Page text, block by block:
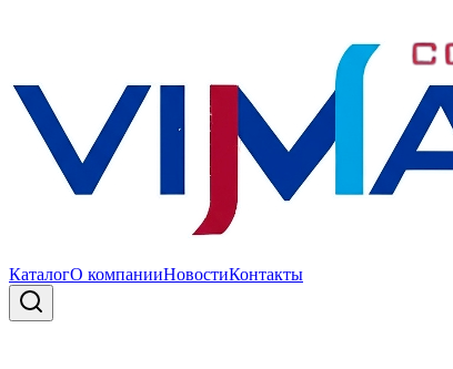
КаталогО компанииНовостиКонтакты